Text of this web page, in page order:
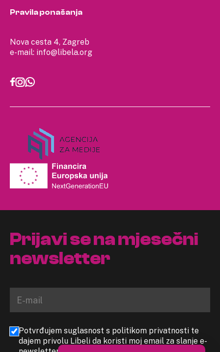
Nova cesta 4, Zagreb
e-mail: info@libela.org
Pravila ponašanja
Prijavi se na mjesečni
newsletter
Potvrđujem suglasnost s politikom privatnosti te
dajem privolu Libeli da koristi moj email za slanje e-